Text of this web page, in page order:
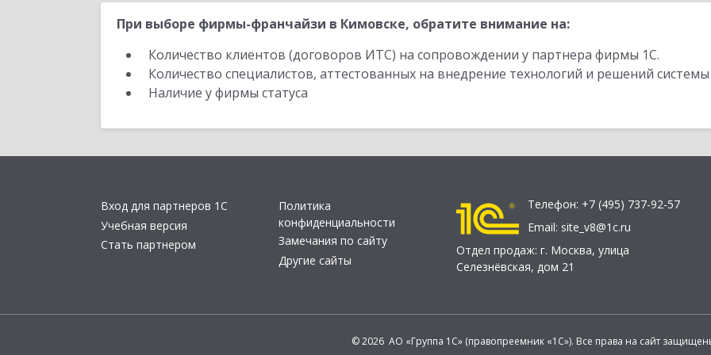
При выборе фирмы-франчайзи в Кимовске, обратите внимание на:
Количество клиентов (договоров ИТС) на сопровождении у партнера фирмы 1С.
Количество специалистов, аттестованных на внедрение технологий и решений
Наличие у фирмы статуса
Вход для партнеров 1С
Учебная версия
Стать партнером
Политика
конфиденциальности
Замечания по сайту
Другие сайты
Телефон: +7 (495) 737-92-57
Email: site_v8@1c.ru
Отдел продаж: г. Москва, улица
Селезнёвская, дом 21
© 2026 АО «Группа 1С» (правопреемник «1С»). Все права на сайт